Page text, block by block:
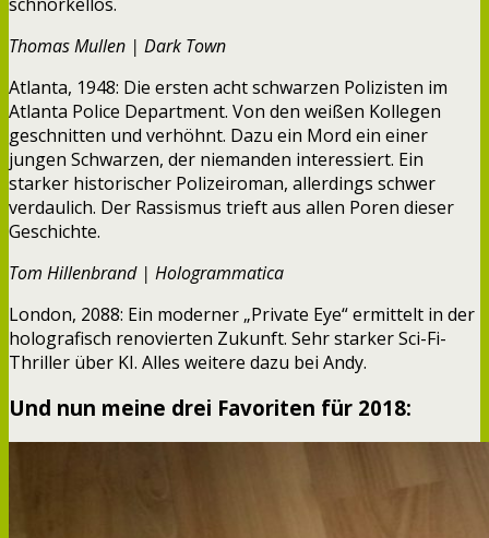
Thomas Mullen | Dark Town
Atlanta, 1948: Die ersten acht schwarzen Polizisten im
Atlanta Police Department. Von den weißen Kollegen
geschnitten und verhöhnt. Dazu ein Mord ein einer
jungen Schwarzen, der niemanden interessiert. Ein
starker historischer Polizeiroman, allerdings schwer
verdaulich. Der Rassismus trieft aus allen Poren dieser
Geschichte.
Tom Hillenbrand | Hologrammatica
London, 2088: Ein moderner „Private Eye“ ermittelt in der
holografisch renovierten Zukunft. Sehr starker Sci-Fi-
Thriller über KI. Alles weitere dazu bei Andy.
Und nun meine drei Favoriten für 2018: